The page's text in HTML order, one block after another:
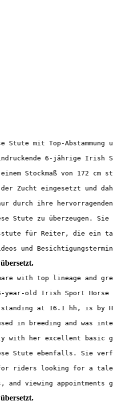
Stute mit Top-
6-jährige Irish
Stockmaß von 172
Zucht eingesetzt und
durch ihre
Stute zu überzeugen. Sie
für Reiter, die ein
und
with top lineage and
old Irish Sport Horse
standing at 16.1 hh, is by
used in breeding and
with her excellent
Stute ebenfalls. Sie
riders looking for a
and viewing appointments